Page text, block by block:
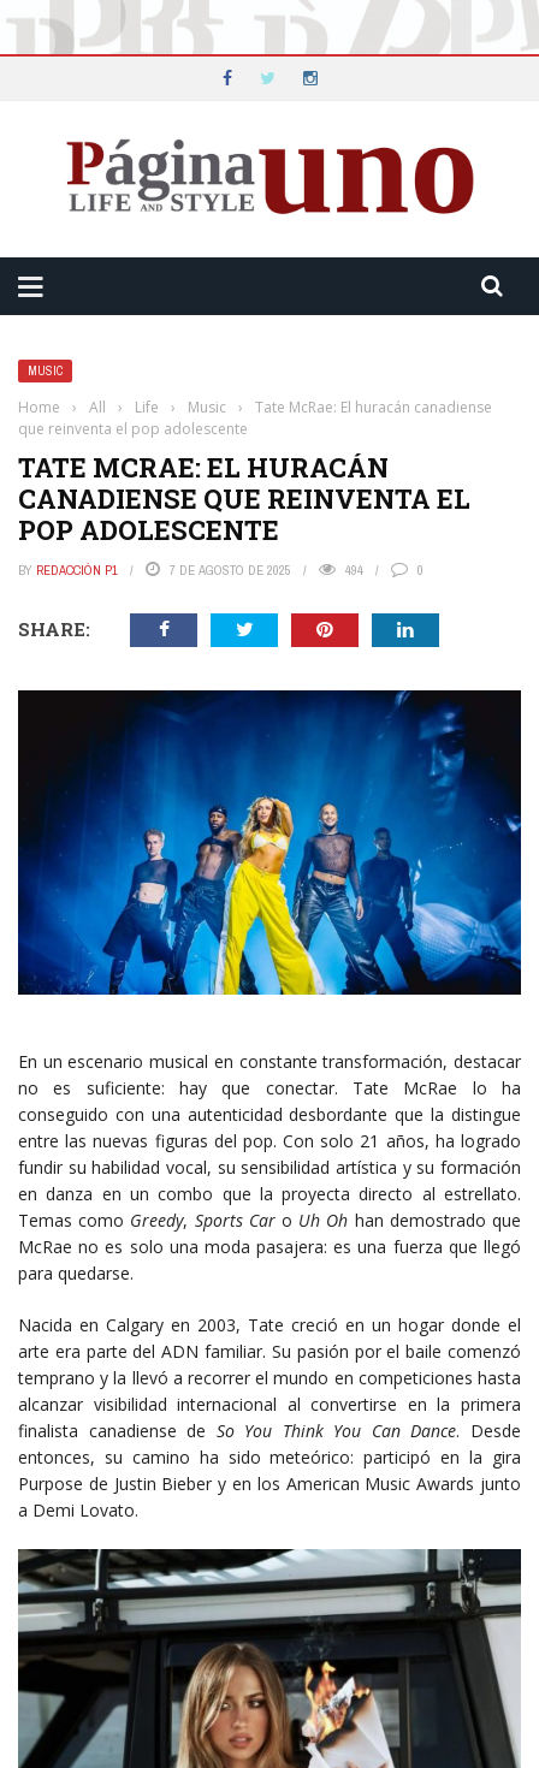
MUSIC
Home › All › Life › Music ›
Tate McRae: El huracán canadiense
que reinventa el pop adolescente
TATE MCRAE: EL HURACÁN
CANADIENSE QUE REINVENTA EL
POP ADOLESCENTE
BY REDACCIÓN P1 7 DE AGOSTO DE 2025 494 0
SHARE:
En un escenario musical en constante transformación, destacar
no es suficiente: hay que conectar. Tate McRae lo ha
conseguido con una autenticidad desbordante que la distingue
entre las nuevas figuras del pop. Con solo 21 años, ha logrado
fundir su habilidad vocal, su sensibilidad artística y su formación
en danza en un combo que la proyecta directo al estrellato.
Temas como Greedy, Sports Caro Uh Oh han demostrado que
McRae no es solo una moda pasajera: es una fuerza que llegó
para quedarse.
Nacida en Calgary en 2003, Tate creció en un hogar donde el
arte era parte del ADN familiar. Su pasión por el baile comenzó
temprano y la llevó a recorrer el mundo en competiciones hasta
alcanzar visibilidad internacional al convertirse en la primera
finalista canadiense de So You Think You Can Dance. Desde
entonces, su camino ha sido meteórico: participó en la gira
Purpose de Justin Bieber y en los American Music Awards junto
a Demi Lovato.